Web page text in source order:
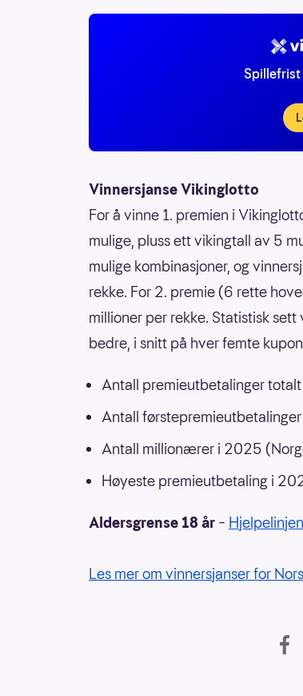
Spillefrist
Vinnersjanse Vikinglotto
For å vinne 1. premien i
mulige, pluss ett vikingtall av 5
mulige kombinasjoner, og
rekke. For 2. premie (6 rette
millioner per rekke. Statistisk
bedre, i snitt på hver femte
Antall premieutbetalinger
Antall
Antall millionærer i 2025
Høyeste premieutbetaling i
Aldersgrense 18 år –
Les mer om vinnersjanser for